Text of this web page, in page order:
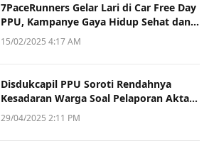
7PaceRunners Gelar Lari di Car Free Day
PPU, Kampanye Gaya Hidup Sehat dan
Dukung UMKM
15/02/2025 4:17 AM
Disdukcapil PPU Soroti Rendahnya
Kesadaran Warga Soal Pelaporan Akta
Kematian
29/04/2025 2:11 PM